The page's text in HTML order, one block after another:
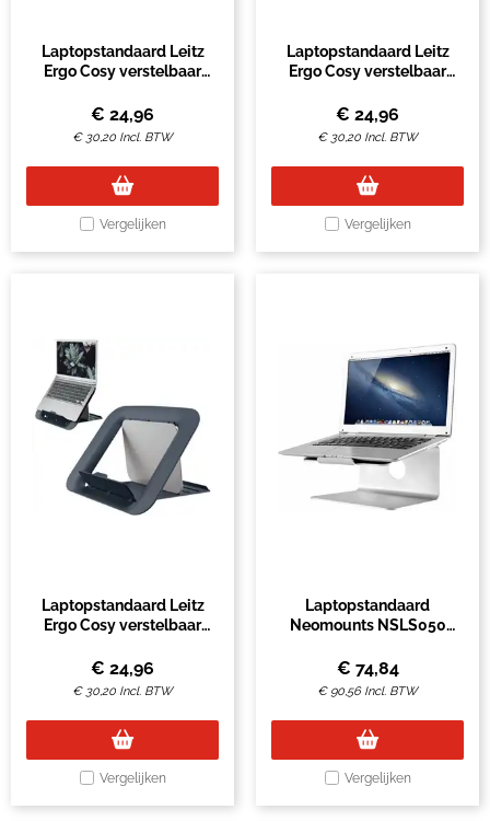
Laptopstandaard Leitz
Ergo Cosy verstelbaar
€ 24,96
€ 30,20 Incl. BTW
Vergelijken
Laptopstandaard Leitz
Ergo Cosy verstelbaar
€ 24,96
€ 30,20 Incl. BTW
Vergelijken
Laptopstandaard Leitz
Ergo Cosy verstelbaar
€ 24,96
€ 30,20 Incl. BTW
Vergelijken
Laptopstandaard
Neomounts NSLS050
€ 74,84
€ 90,56 Incl. BTW
Vergelijken